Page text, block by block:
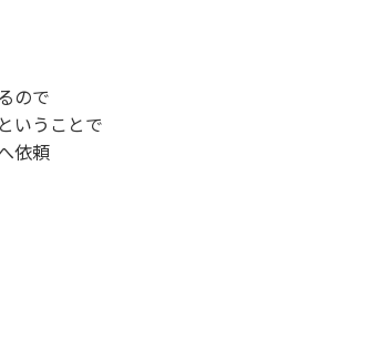
ので
いうことで
依頼